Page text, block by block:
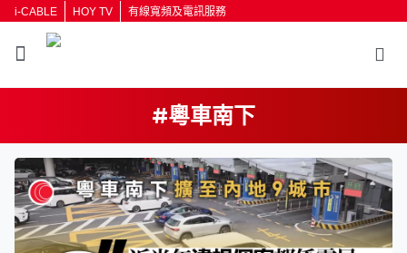
i-CABLE HOY TV 有線寬頻及電訊服務
#粵車南下